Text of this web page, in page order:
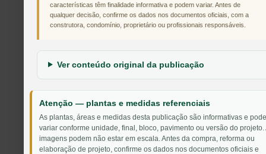
características têm finalidade informativa e podem variar. Antes de
qualquer decisão, confirme os dados nos documentos oficiais, com a
construtora, condomínio, proprietário ou profissionais responsáveis.
Ver conteúdo original da publicação
Atenção — plantas e medidas referenciais
As plantas, áreas e medidas desta publicação são informativas e
variar conforme unidade, final, bloco, pavimento ou versão do projeto.
imagens podem não estar em escala. Antes da compra, reforma ou
elaboração de projeto, confirme os dados nos documentos oficiais e